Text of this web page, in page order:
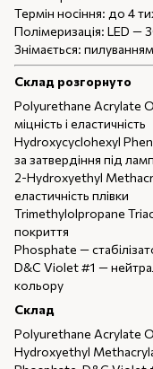
Термін носіння: до 4
Полімеризація: LED —
Знімається: пилуванням
Склад розгорнуто
Polyurethane Acrylate
міцність і еластичність
Hydroxycyclohexyl
за затвердіння під
2-Hydroxyethyl
еластичність плівки
Trimethylolpropane
покриття
Phosphate —
D&C Violet #1 —
кольору
Склад
Polyurethane Acrylate
Hydroxyethyl